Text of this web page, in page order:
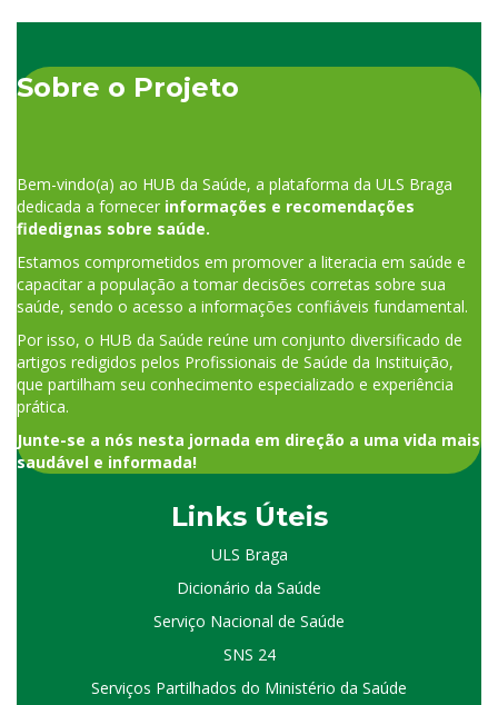
Sobre o Projeto
Bem-vindo(a) ao HUB da Saúde, a plataforma da ULS Braga
dedicada a fornecer informações e recomendações
fidedignas sobre saúde.
Estamos comprometidos em promover a literacia em saúde e
capacitar a população a tomar decisões corretas sobre sua
saúde, sendo o acesso a informações confiáveis fundamental.
Por isso, o HUB da Saúde reúne um conjunto diversificado de
artigos redigidos pelos Profissionais de Saúde da Instituição,
que partilham seu conhecimento especializado e experiência
prática.
Junte-se a nós nesta jornada em direção a uma vida mais
saudável e informada!
Links Úteis
ULS Braga
Dicionário da Saúde
Serviço Nacional de Saúde
SNS 24
Serviços Partilhados do Ministério da Saúde